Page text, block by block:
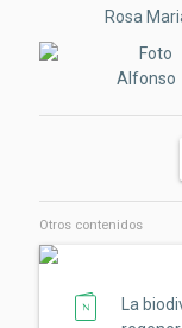
Rosa
Alfonso
Otros contenidos
La